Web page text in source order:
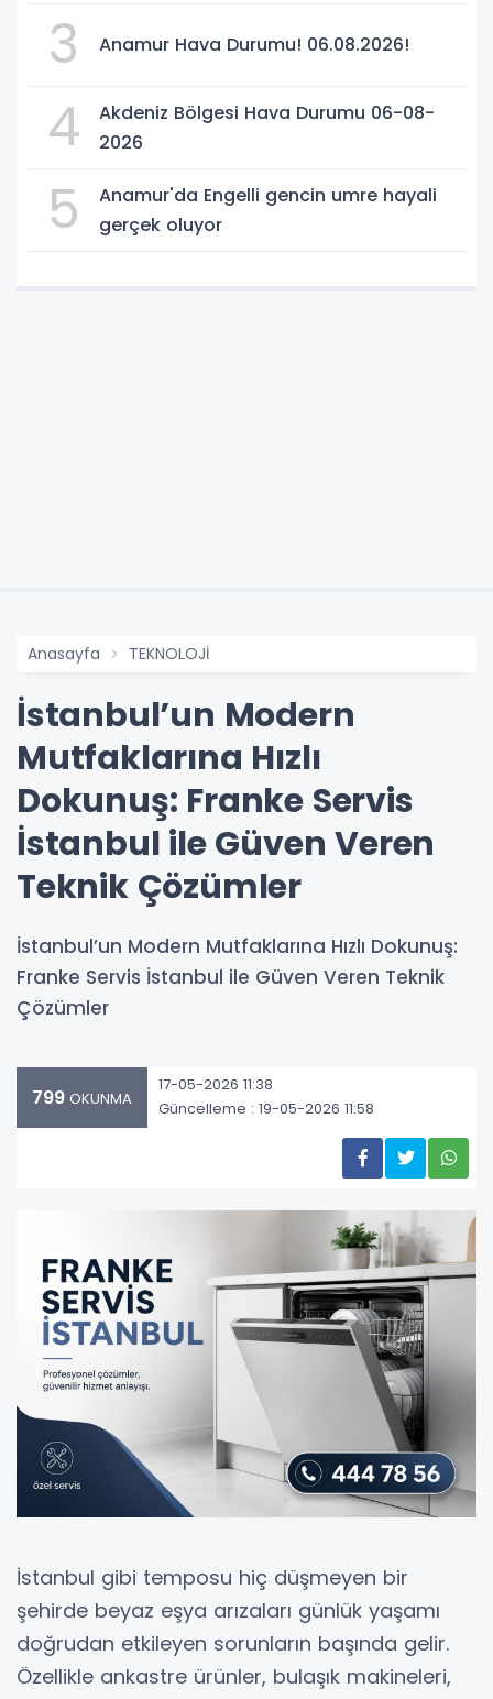
3 Anamur Hava Durumu! 06.08.2026!
4
Akdeniz Bölgesi Hava Durumu 06-08-
2026
5
Anamur'da Engelli gencin umre hayali
gerçek oluyor
Anasayfa TEKNOLOJİ
İstanbul’un Modern
Mutfaklarına Hızlı
Dokunuş: Franke Servis
İstanbul ile Güven Veren
Teknik Çözümler
İstanbul’un Modern Mutfaklarına Hızlı Dokunuş:
Franke Servis İstanbul ile Güven Veren Teknik
Çözümler
799 OKUNMA
17-05-2026 11:38
Güncelleme : 19-05-2026 11:58
İstanbul gibi temposu hiç düşmeyen bir
şehirde beyaz eşya arızaları günlük yaşamı
doğrudan etkileyen sorunların başında gelir.
Özellikle ankastre ürünler, bulaşık makineleri,